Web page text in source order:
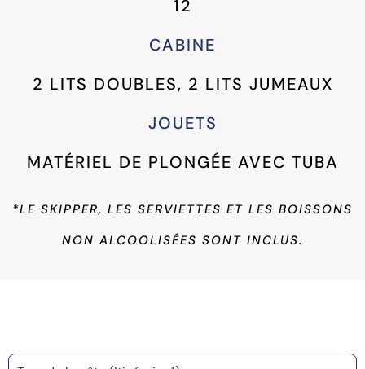
12
CABINE
2 LITS DOUBLES, 2 LITS JUMEAUX
JOUETS
MATÉRIEL DE PLONGÉE AVEC TUBA
*LE SKIPPER, LES SERVIETTES ET LES BOISSONS
NON ALCOOLISÉES SONT INCLUS.